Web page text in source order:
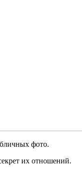
фото.
их отношений.